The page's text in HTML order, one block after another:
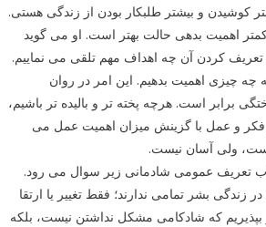
کوشیدن و بیشتر طلبکار بودن از زندگی هستی.
اهمیت بدهی حالت بهتر است. او می گوید
تعریف کردن آن چه اهداف مهم تلقی می نماییم.
چه چیزی اهمیت بدهیم. این امر در روان
برابر است. هرچه پخته تر و بالیده تر باشیم،
فکر و عمل با گزینش میزان اهمیت عمل می
ولی آسان نیست.
تعریف عمومی شادمانی زیر سوال می رود.
بشر تمامی ندارند؛ فقط تغییر یا ارتقا
بپذیریم که شادکامی مشکل نداشتن نیست، بلکه